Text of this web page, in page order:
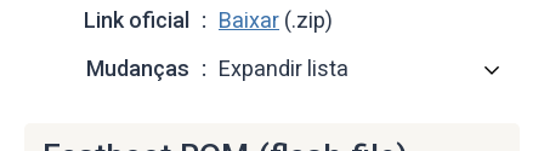
Link oficial
Baixar (.zip)
Mudanças
Expandir lista